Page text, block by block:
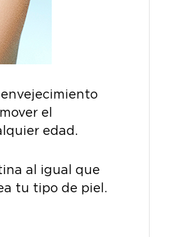
el
edad.
al igual que
tu tipo de piel.